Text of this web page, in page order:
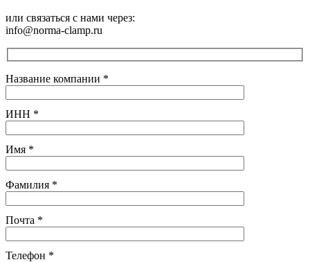
или связаться с нами через:
info@norma-clamp.ru
Название компании *
ИНН *
Имя *
Фамилия *
Почта *
Телефон *